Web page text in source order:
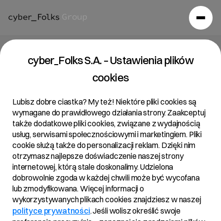
O grupie/Zespół
cyber_Folks to grupa spółek technologicznych
specjalizująca się w dostarczaniu kompleksowych
rozwiązań internetowych. Stawiamy na ludzi, którzy łączą
wiedzę branżową z odwagą do innowacji. Każdego dnia
wspierają rozwój firmy. Poznaj zespół odpowiedzialny za
strategię, która zmienia branżę e-commerce i otwiera nowe
możliwości dla firmy.
cyber_Folks S.A. – Ustawienia plików
cookies
Lubisz dobre ciastka? My też! Niektóre pliki cookies są
wymagane do prawidłowego działania strony. Zaakceptuj
także dodatkowe pliki cookies, związane z wydajnością
usług, serwisami społecznościowymi i marketingiem. Pliki
cookie służą także do personalizacji reklam. Dzięki nim
otrzymasz najlepsze doświadczenie naszej strony
internetowej, którą stale doskonalimy. Udzielona
dobrowolnie zgoda w każdej chwili może być wycofana
lub zmodyfikowana. Więcej informacji o
wykorzystywanych plikach cookies znajdziesz w naszej
polityce prywatności. Jeśli wolisz określić swoje